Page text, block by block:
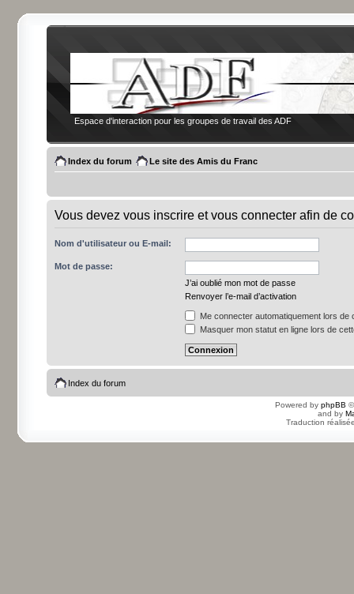
Espace d'interaction pour les groupes de travail des ADF
Index du forum Le site des Amis du Franc
Vous devez vous inscrire et vous connecter afin de
Nom d'utilisateur ou E-mail:
Mot de passe:
J’ai oublié mon mot de passe
Renvoyer l’e-mail d’activation
Me connecter automatiquement lors de
Masquer mon statut en ligne lors de
Index du forum
Powered by phpBB
and by
Traduction